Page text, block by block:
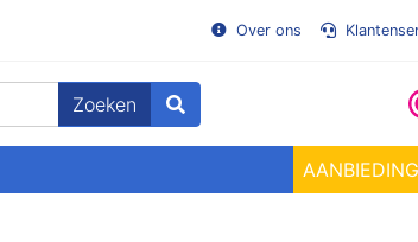
Over ons
Zoeken
voor de beste prijzen!